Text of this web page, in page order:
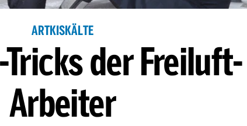
ARTKISKÄLTE
Tricks der Freiluft-
Arbeiter